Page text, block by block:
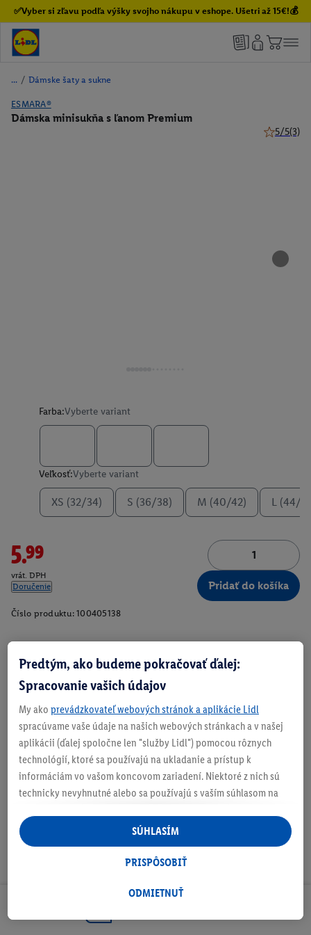
✅Vyber si zľavu podľa výšky svojho nákupu v eshope. Ušetri až 15€!💰
/ Dámske šaty a sukne
ESMARA®
Dámska minisukňa s ľanom Premium
5/5(3)
Farba:Vyberte variant
Veľkosť:Vyberte variant
XS (32/34) S (36/38) M (40/42) L (44/
5.99
vrát. DPH
Doručenie
Pridať do košíka
Číslo produktu: 100405138
Zistite svoju veľkosť
O produkte
Predtým, ako budeme pokračovať ďalej:
Spracovanie vašich údajov
My ako prevádzkovateľ webových stránok a aplikácie Lidl
spracúvame vaše údaje na našich webových stránkach a v našej
aplikácii (ďalej spoločne len "služby Lidl") pomocou rôznych
technológií, ktoré sa používajú na ukladanie a prístup k
informáciám vo vašom koncovom zariadení. Niektoré z nich sú
technicky nevyhnutné alebo sa používajú s vaším súhlasom na
personalizovanú reklamu v rámci služieb Lidl aj mimo nich. Ak
ste účastníkom programu Lidl Plus, na tieto účely sa spracúvajú
aj údaje z vášho nákupného správania v obchode.
následne si vytvoríte účet Lidl Plus alebo sa prihlásite do svojho
tiež vytvoriť špeciálny online identifikátor z e-mailovej adresy,
ODMIETNUŤ
PRISPÔSOBIŤ
SÚHLASÍM